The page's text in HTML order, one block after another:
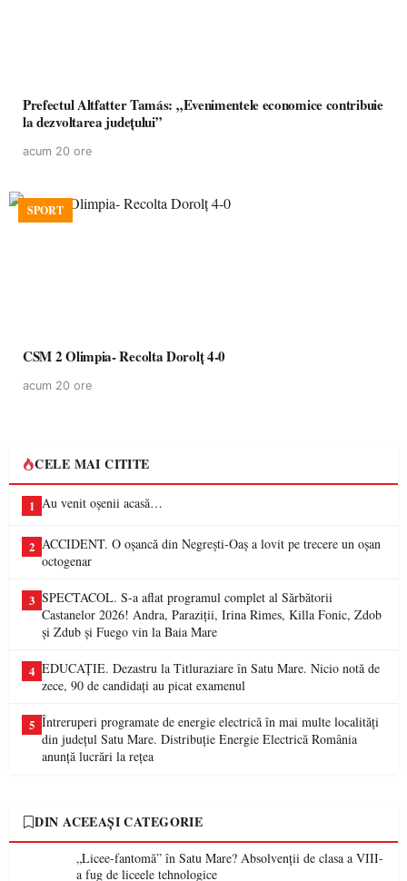
Prefectul Altfatter Tamás: „Evenimentele economice contribuie
la dezvoltarea județului”
acum 20 ore
SPORT
CSM 2 Olimpia- Recolta Dorolț 4-0
acum 20 ore
CELE MAI CITITE
1 Au venit oșenii acasă…
2 ACCIDENT. O oșancă din Negrești-Oaș a lovit pe trecere un oșan
octogenar
3 SPECTACOL. S-a aflat programul complet al Sărbătorii
Castanelor 2026! Andra, Paraziții, Irina Rimes, Killa Fonic, Zdob
și Zdub și Fuego vin la Baia Mare
4 EDUCAȚIE. Dezastru la Titluraziare în Satu Mare. Nicio notă de
zece, 90 de candidați au picat examenul
5 Întreruperi programate de energie electrică în mai multe localități
din județul Satu Mare. Distribuție Energie Electrică România
anunță lucrări la rețea
DIN ACEEAȘI CATEGORIE
„Licee-fantomă” în Satu Mare? Absolvenții de clasa a VIII-
a fug de liceele tehnologice